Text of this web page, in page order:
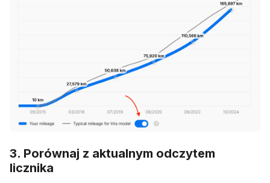
3. Porównaj z aktualnym odczytem
licznika